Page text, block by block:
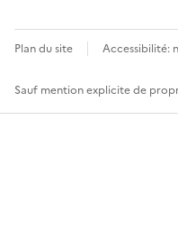
Plan du site Accessibilité:
Sauf mention explicite de